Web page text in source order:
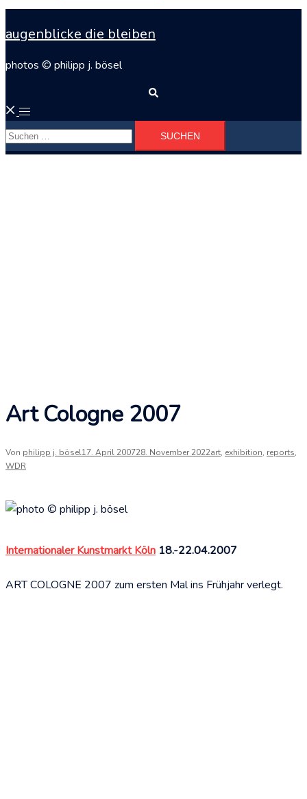
augenblicke die bleiben
photos © philipp j. bösel
Menü
umschalten
Suchen
nach:
Art Cologne 2007
Von philipp j. bösel17. April 200728. November 2022art, exhibition, reports,
WDR
Internationaler Kunstmarkt Köln 18.-22.04.2007
ART COLOGNE 2007 zum ersten Mal ins Frühjahr verlegt.